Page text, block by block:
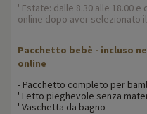
' Estate: dalle 8.30 alle 18.00
online dopo aver selezionato
Pacchetto bebè - incluso
online
- Pacchetto completo per
' Letto pieghevole senza
' Vaschetta da bagno